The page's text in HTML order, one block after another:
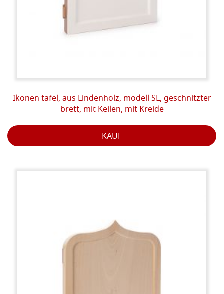
Ikonen tafel, aus Lindenholz, modell SL, geschnitzter
brett, mit Keilen, mit Kreide
KAUF